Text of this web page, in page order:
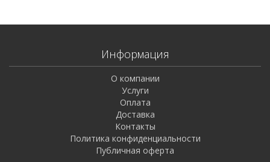
Информация
О компании
Услуги
Оплата
Доставка
Контакты
Политика конфиденциальности
Публичная оферта